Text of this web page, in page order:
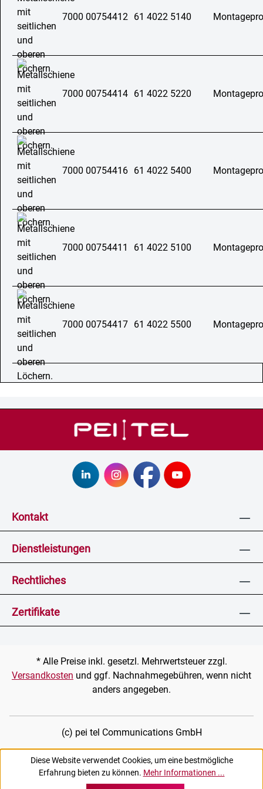
7000 00754412 61 4022 5140
7000 00754414 61 4022 5220
7000 00754416 61 4022 5400
7000 00754411 61 4022 5100
7000 00754417 61 4022 5500
Kontakt
Dienstleistungen
Rechtliches
Zertifikate
* Alle Preise inkl. gesetzl. Mehrwertsteuer zzgl.
Versandkosten und ggf. Nachnahmegebühren, wenn nicht
anders angegeben.
(c) pei tel Communications GmbH
Diese Website verwendet Cookies, um eine bestmögliche
Erfahrung bieten zu können. Mehr Informationen ...